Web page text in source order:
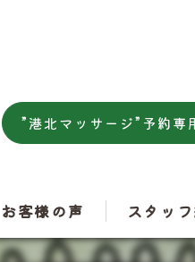
”港北マッサージ”予約
お客様の声 スタッ